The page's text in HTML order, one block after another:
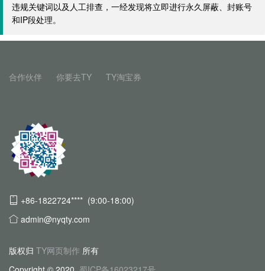
违规关键词以及人工排查，一经发现将立即进行永久屏蔽、封账号
和IP段处理。
合作伙伴 你要去TY TY淘宝券
+86-1822724**** (9:00-18:00)
admin@nyqty.com
版权归 TY网页制作 所有